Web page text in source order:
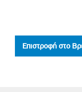
Επιστροφή στο